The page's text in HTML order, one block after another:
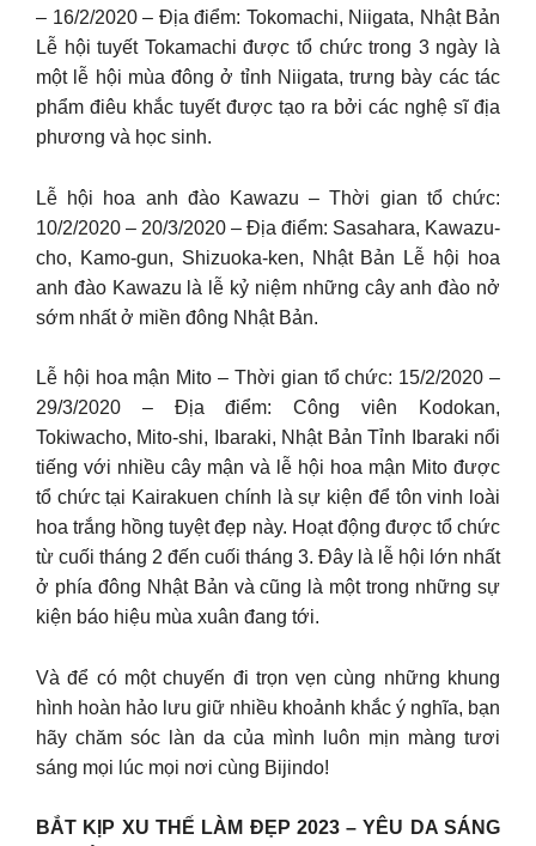
– 16/2/2020 – Địa điểm: Tokomachi, Niigata, Nhật Bản
Lễ hội tuyết Tokamachi được tổ chức trong 3 ngày là
một lễ hội mùa đông ở tỉnh Niigata, trưng bày các tác
phẩm điêu khắc tuyết được tạo ra bởi các nghệ sĩ địa
phương và học sinh.
Lễ hội hoa anh đào Kawazu – Thời gian tổ chức:
10/2/2020 – 20/3/2020 – Địa điểm: Sasahara, Kawazu-
cho, Kamo-gun, Shizuoka-ken, Nhật Bản Lễ hội hoa
anh đào Kawazu là lễ kỷ niệm những cây anh đào nở
sớm nhất ở miền đông Nhật Bản.
Lễ hội hoa mận Mito – Thời gian tổ chức: 15/2/2020 –
29/3/2020 – Địa điểm: Công viên Kodokan,
Tokiwacho, Mito-shi, Ibaraki, Nhật Bản Tỉnh Ibaraki nổi
tiếng với nhiều cây mận và lễ hội hoa mận Mito được
tổ chức tại Kairakuen chính là sự kiện để tôn vinh loài
hoa trắng hồng tuyệt đẹp này. Hoạt động được tổ chức
từ cuối tháng 2 đến cuối tháng 3. Đây là lễ hội lớn nhất
ở phía đông Nhật Bản và cũng là một trong những sự
kiện báo hiệu mùa xuân đang tới.
Và để có một chuyến đi trọn vẹn cùng những khung
hình hoàn hảo lưu giữ nhiều khoảnh khắc ý nghĩa, bạn
hãy chăm sóc làn da của mình luôn mịn màng tươi
sáng mọi lúc mọi nơi cùng Bijindo!
BẮT KỊP XU THẾ LÀM ĐẸP 2023 – YÊU DA SÁNG